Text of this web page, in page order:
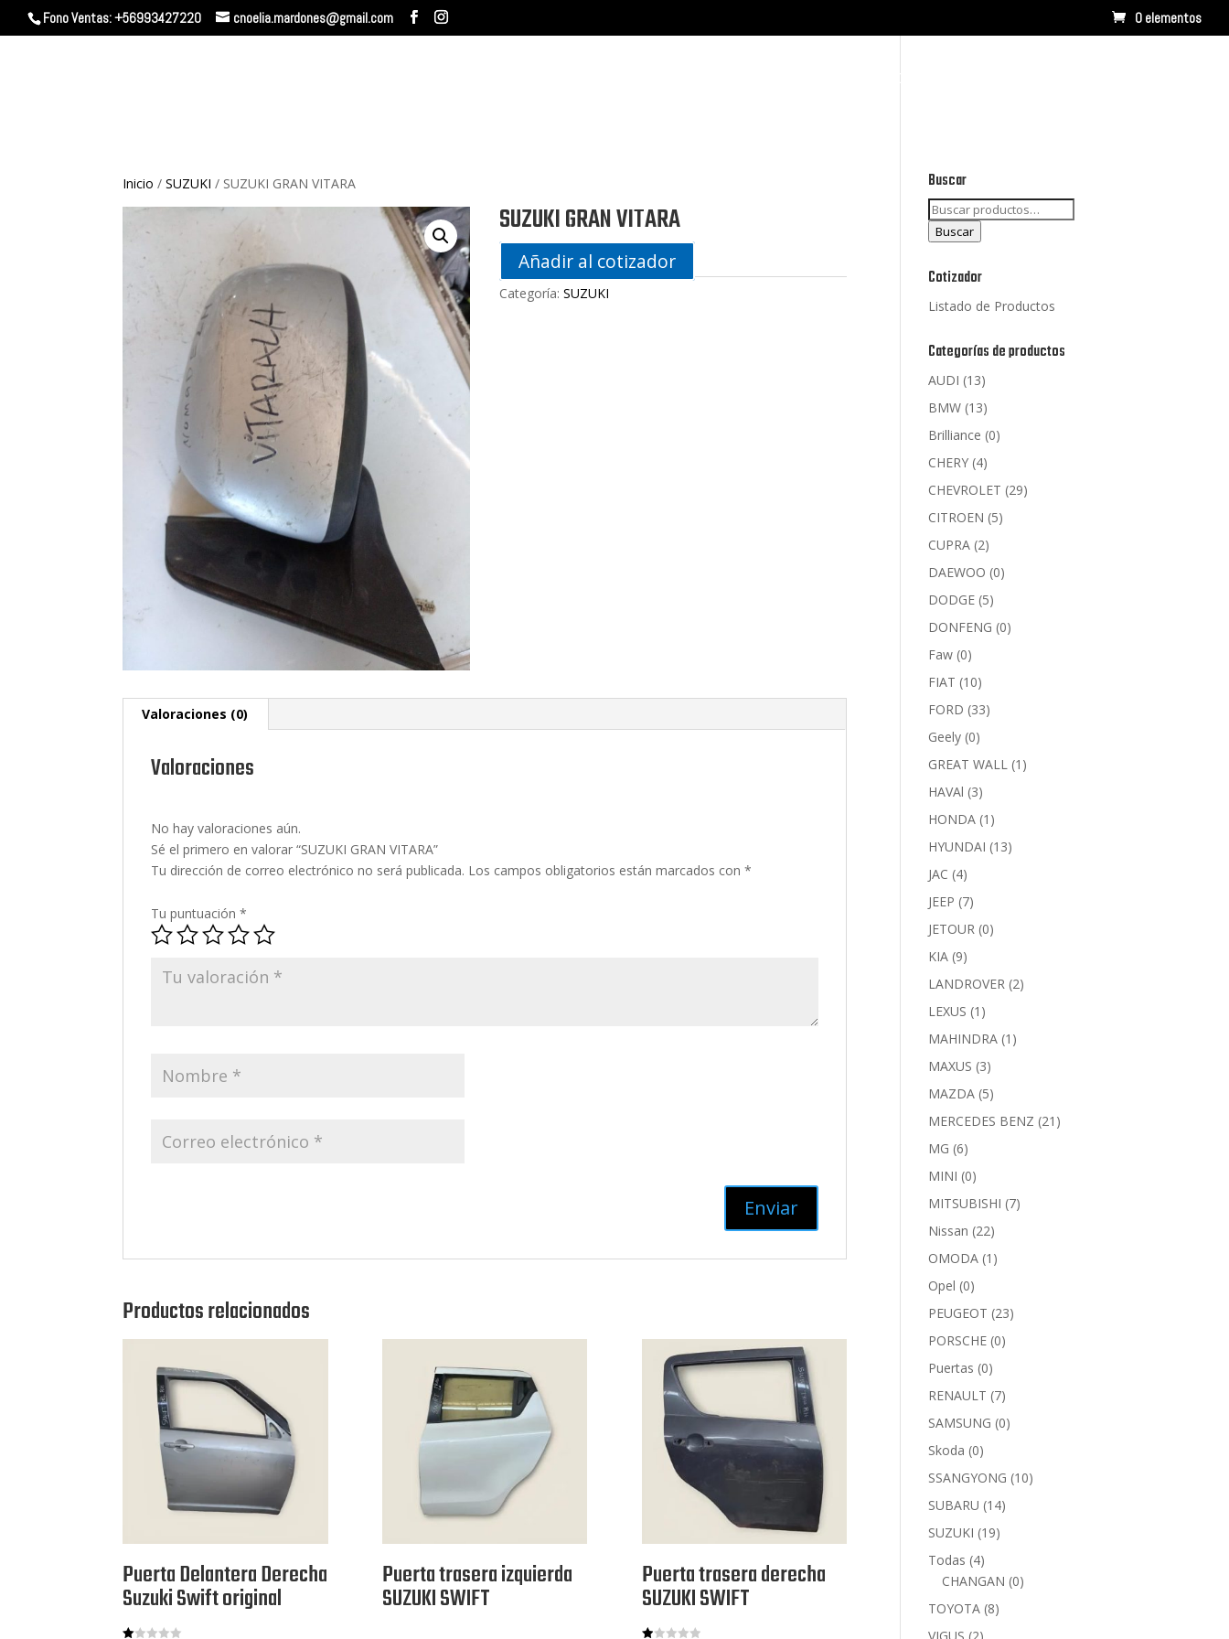
Fono Ventas: +56993427220 cnoelia.mardones@gmail.com 0 elementos
CONTACTO
Inicio /SUZUKI / SUZUKI GRAN VITARA
SUZUKI GRAN VITARA
Añadir al cotizador
Categoría:SUZUKI
Valoraciones (0)
Valoraciones
No hay valoraciones aún.
Sé el primero en valorar “SUZUKI GRAN VITARA”
Tu dirección de correo electrónico no será publicada. Los campos obligatorios están marcados con*
Tu puntuación*
Productos relacionados
Puerta Delantera Derecha
Suzuki Swift original
Puerta trasera izquierda
SUZUKI SWIFT
Puerta trasera derecha
SUZUKI SWIFT
Buscar
Buscar
por:
Buscar
Cotizador
Listado de Productos
Categorías de productos
AUDI (13)
BMW (13)
Brilliance (0)
CHERY (4)
CHEVROLET (29)
CITROEN (5)
CUPRA (2)
DAEWOO (0)
DODGE (5)
DONFENG (0)
Faw (0)
FIAT (10)
FORD (33)
Geely (0)
GREAT WALL (1)
HAVAl (3)
HONDA (1)
HYUNDAI (13)
JAC (4)
JEEP (7)
JETOUR (0)
KIA (9)
LANDROVER (2)
LEXUS (1)
MAHINDRA (1)
MAXUS (3)
MAZDA (5)
MERCEDES BENZ (21)
MG (6)
MINI (0)
MITSUBISHI (7)
Nissan (22)
OMODA (1)
Opel (0)
PEUGEOT (23)
PORSCHE (0)
Puertas (0)
RENAULT (7)
SAMSUNG (0)
Skoda (0)
SSANGYONG (10)
SUBARU (14)
SUZUKI (19)
Todas (4)
CHANGAN (0)
TOYOTA (8)